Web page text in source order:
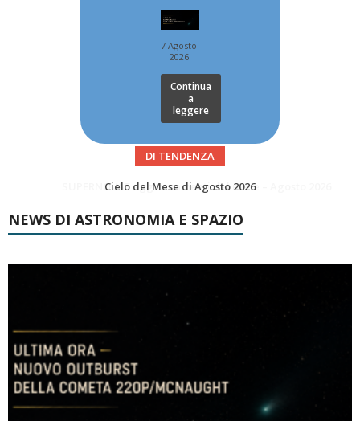
7 Agosto
2026
Continua
a
leggere
DI TENDENZA
SUPERNOVAE aggiornamenti del mese – Agosto 2026
Le Comete del mese di Agosto: LA 10P/TEMPEL AL PERIELIO
NEWS DI ASTRONOMIA E SPAZIO